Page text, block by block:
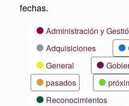
fechas.
CategoríasAdministración y
Adquisiciones
General
pasados
Reconocimientos